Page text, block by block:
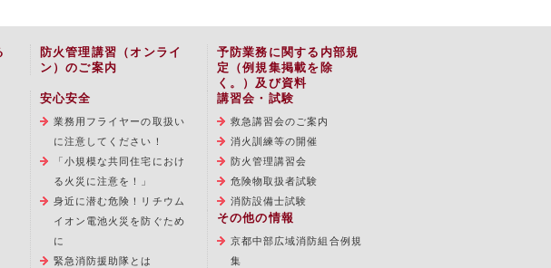
防火管理講習（オンライ
ン）のご案内
予防業務に関する内部規
定（例規集掲載を除
く。）及び資料
安心安全
業務用フライヤーの取扱い
に注意してください！
「小規模な共同住宅におけ
る火災に注意を！」
身近に潜む危険！リチウム
イオン電池火災を防ぐため
に
緊急消防援助隊とは
講習会・試験
救急講習会のご案内
消火訓練等の開催
防火管理講習会
危険物取扱者試験
消防設備士試験
その他の情報
京都中部広域消防組合例規
集